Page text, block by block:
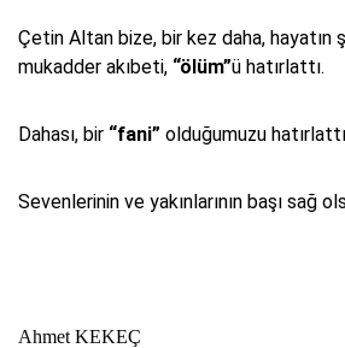
Çetin Altan bize, bir kez daha, hayatın
mukadder akıbeti, “ölüm”ü hatırlattı.
Dahası, bir “fani” olduğumuzu
Sevenlerinin ve yakınlarının başı sağ
Ahmet KEKEÇ